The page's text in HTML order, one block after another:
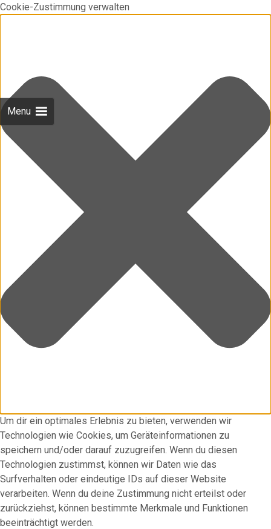
Cookie-Zustimmung verwalten
Um dir ein optimales Erlebnis zu bieten, verwenden wir
Technologien wie Cookies, um Geräteinformationen zu
speichern und/oder darauf zuzugreifen. Wenn du diesen
Technologien zustimmst, können wir Daten wie das
Surfverhalten oder eindeutige IDs auf dieser Website
verarbeiten. Wenn du deine Zustimmung nicht erteilst oder
zurückziehst, können bestimmte Merkmale und Funktionen
beeinträchtigt werden.
Menu